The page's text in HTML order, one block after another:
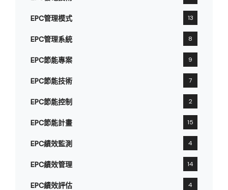
EPC管理模式 13
EPC管理系統 8
EPC節能專案 9
EPC節能技術 7
EPC節能控制 2
EPC節能計畫 15
EPC績效監測 4
EPC績效管理 14
EPC績效評估 4